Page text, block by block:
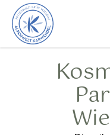
zurück
zur
Startseite